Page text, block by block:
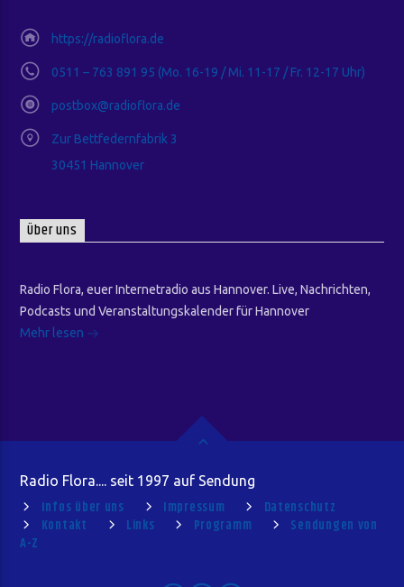
https://radioflora.de
0511 – 763 891 95 (Mo. 16-19 / Mi. 11-17 / Fr. 12-17 Uhr)
postbox@radioflora.de
Zur Bettfedernfabrik 3
30451 Hannover
Über uns
Radio Flora, euer Internetradio aus Hannover. Live, Nachrichten,
Podcasts und Veranstaltungskalender für Hannover
Mehr lesen
Radio Flora.... seit 1997 auf Sendung
Infos über uns Impressum
Datenschutz
Kontakt
Links Programm
Sendungen von
A-Z